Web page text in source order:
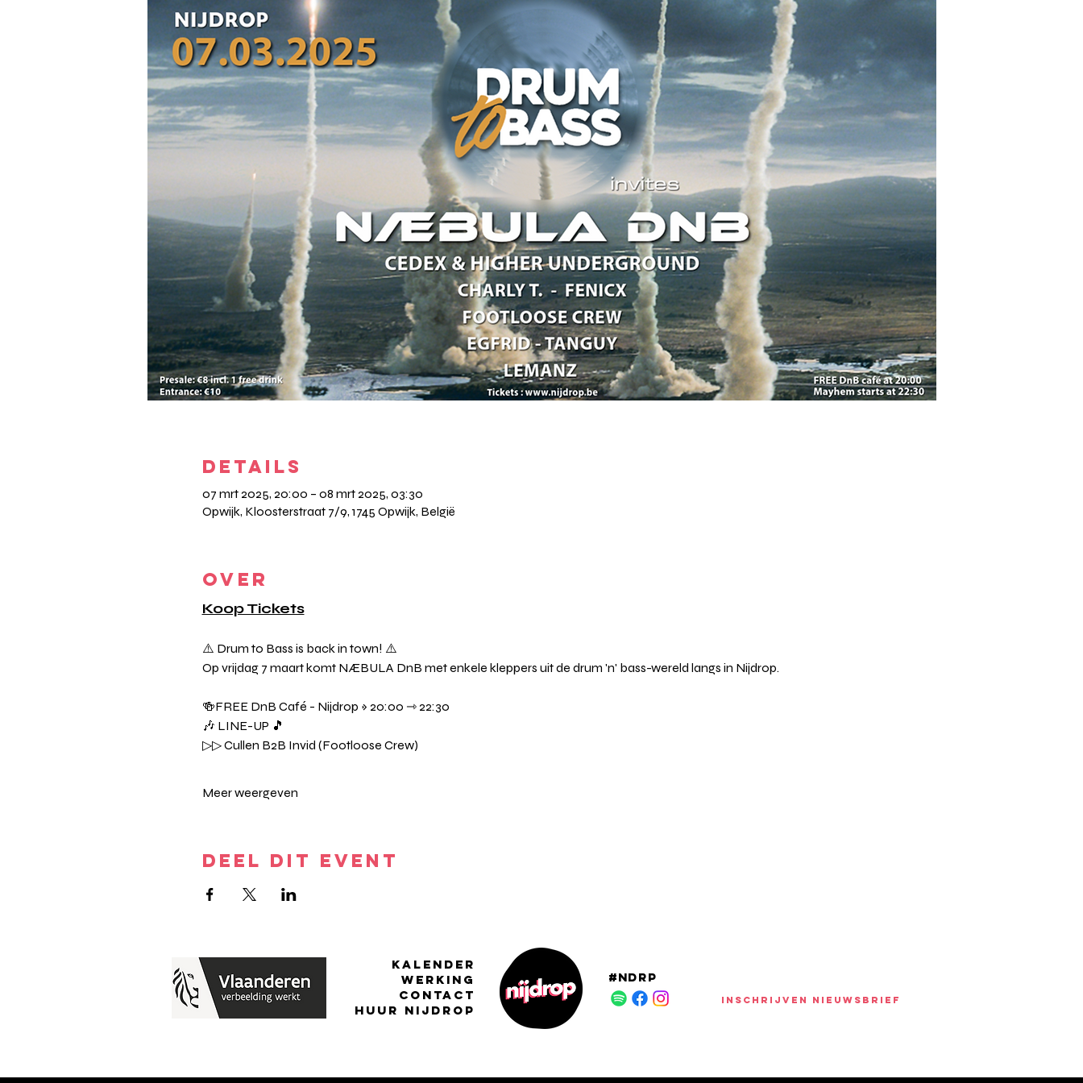
DETAILS
07 mrt 2025, 20:00 – 08 mrt 2025, 03:30
Opwijk, Kloosterstraat 7/9, 1745 Opwijk, België
OVER
Koop Tickets
⚠️ Drum to Bass is back in town! ⚠️
Op vrijdag 7 maart komt NÆBULA DnB met enkele kleppers uit de drum 'n' bass-wereld langs in Nijdrop.
🍻FREE DnB Café - Nijdrop » 20:00 ⇾ 22:30
🎶 LINE-UP 🎵
▷▷ Cullen B2B Invid (Footloose Crew)
Meer weergeven
DEEL DIT EVENT
KALENDER
WERKING
CONTACT
HUUR NIJDROP
#NDRP
INSCHRIJVEN NIEUWSBRIEF